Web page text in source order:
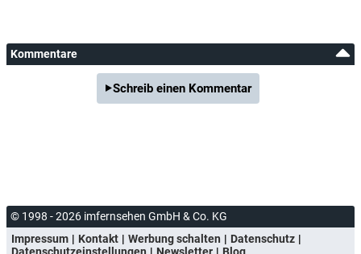
Kommentare
Schreib einen Kommentar
© 1998 - 2026 imfernsehen GmbH & Co. KG
Impressum
Kontakt Werbung schalten
Datenschutz